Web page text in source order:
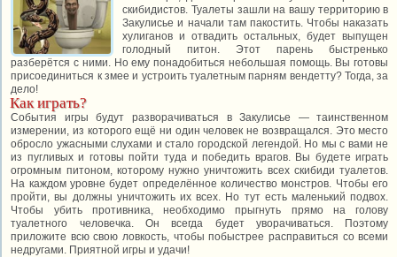
скибидистов. Туалеты зашли на вашу территорию в
Закулисье и начали там пакостить. Чтобы наказать
хулиганов и отвадить остальных, будет выпущен
голодный питон. Этот парень быстренько
разберётся с ними. Но ему понадобиться небольшая помощь. Вы готовы
присоединиться к змее и устроить туалетным парням вендетту? Тогда, за
дело!
Как играть?
События игры будут разворачиваться в Закулисье — таинственном
измерении, из которого ещё ни один человек не возвращался. Это место
обросло ужасными слухами и стало городской легендой. Но мы с вами не
из пугливых и готовы пойти туда и победить врагов. Вы будете играть
огромным питоном, которому нужно уничтожить всех скибиди туалетов.
На каждом уровне будет определённое количество монстров. Чтобы его
пройти, вы должны уничтожить их всех. Но тут есть маленький подвох.
Чтобы убить противника, необходимо прыгнуть прямо на голову
туалетного человечка. Он всегда будет уворачиваться. Поэтому
приложите всю свою ловкость, чтобы побыстрее расправиться со всеми
недругами. Приятной игры и удачи!